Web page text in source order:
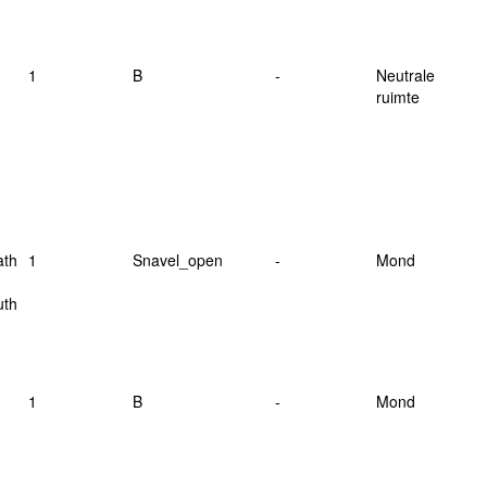
1 B -
Neutrale
ruimte
1 Snavel_open - Mond
1 B - Mond